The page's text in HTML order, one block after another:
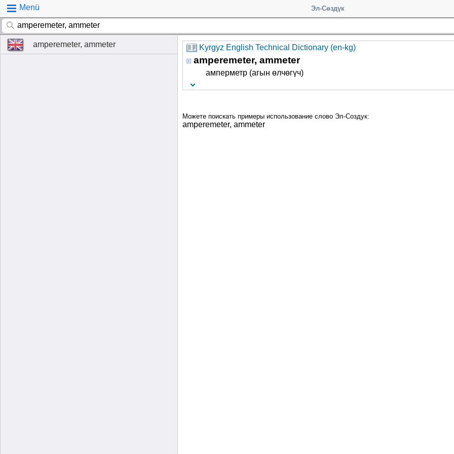
Menü Эл-Сөздүк
amperemeter, ammeter Kyrgyz English Technical Dictionary (en-kg)
amperemeter, ammeter
амперметр (агын өлчө­гүч)
Можете поискать примеры использование слово Эл-Создук:
amperemeter, ammeter